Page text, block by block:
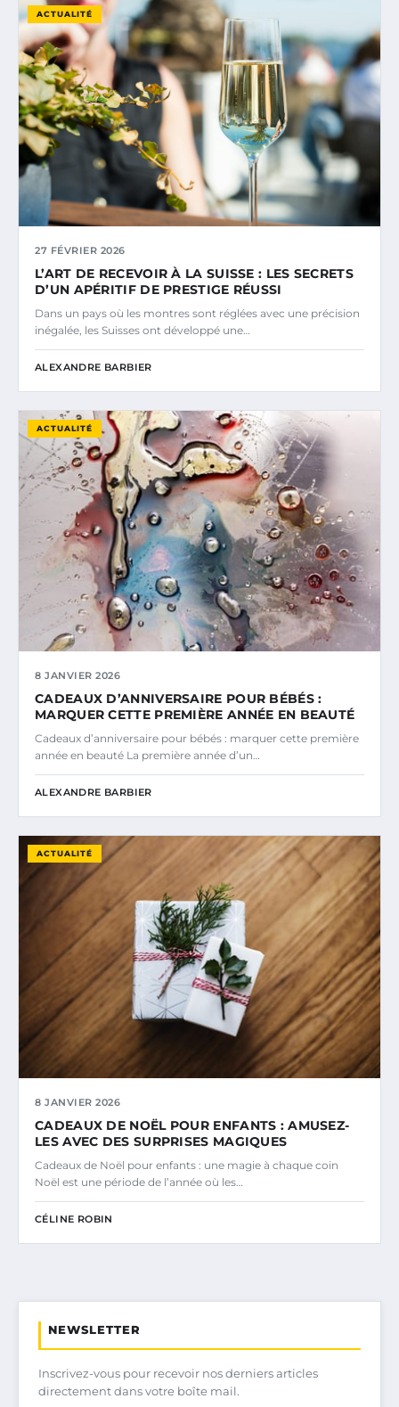
ACTUALITÉ
27 FÉVRIER 2026
L’ART DE RECEVOIR À LA SUISSE : LES SECRETS
D’UN APÉRITIF DE PRESTIGE RÉUSSI
Dans un pays où les montres sont réglées avec une précision
inégalée, les Suisses ont développé une…
ALEXANDRE BARBIER
ACTUALITÉ
8 JANVIER 2026
CADEAUX D’ANNIVERSAIRE POUR BÉBÉS :
MARQUER CETTE PREMIÈRE ANNÉE EN BEAUTÉ
Cadeaux d’anniversaire pour bébés : marquer cette première
année en beauté La première année d’un…
ALEXANDRE BARBIER
ACTUALITÉ
8 JANVIER 2026
CADEAUX DE NOËL POUR ENFANTS : AMUSEZ-
LES AVEC DES SURPRISES MAGIQUES
Cadeaux de Noël pour enfants : une magie à chaque coin
Noël est une période de l’année où les…
CÉLINE ROBIN
NEWSLETTER
Inscrivez-vous pour recevoir nos derniers articles
directement dans votre boîte mail.